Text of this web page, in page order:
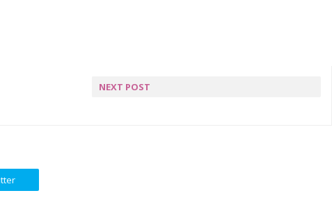
NEXT POST